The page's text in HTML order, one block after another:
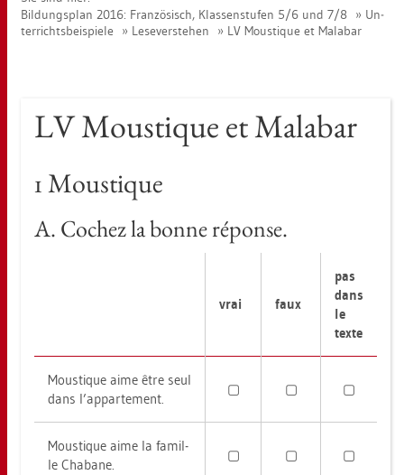
Bil­dungs­plan 2016: Fran­zö­sisch, Klas­sen­stu­fen 5/6 und 7/8
Un­
ter­richts­bei­spie­le
Le­se­ver­ste­hen LV Mous­tique et Ma­la­bar
LV Mous­tique et Ma­la­bar
1 Mous­tique
A. Co­chez la bonne réponse.
vrai faux
pas
dans
le
texte
Mous­tique aime être seul
dans l’ap­par­te­ment.
▢ ▢ ▢
Mous­tique aime la fa­mil­
le Cha­ba­ne.
▢ ▢ ▢